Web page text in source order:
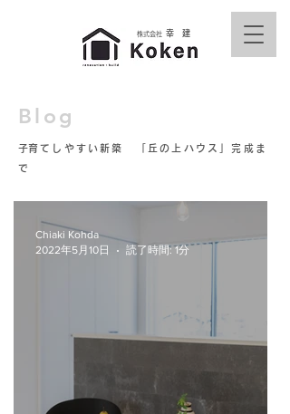
株式会社 幸 建
Blog
​子育てしやすい新築 「丘の上ハウス」完成ま
で
Chiaki Kohda
2022年5月10日
読了時間: 1分